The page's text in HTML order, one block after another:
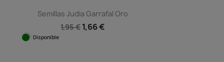
Semillas Judia Garrafal Oro
1,95 €1,66 €
Disponible